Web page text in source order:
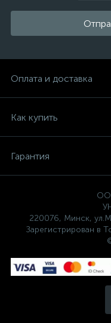
Оплата и доставка
Как купить
Гарантия
220076, Минск,
Зарегистрирован в